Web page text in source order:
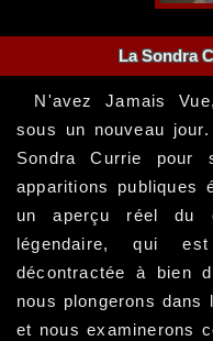
La Sondra
N'avez Jamais
sous un nouveau
Sondra Currie
apparitions publiques
un aperçu réel du
légendaire, qui
décontractée à bien
nous plongerons
et nous examinerons